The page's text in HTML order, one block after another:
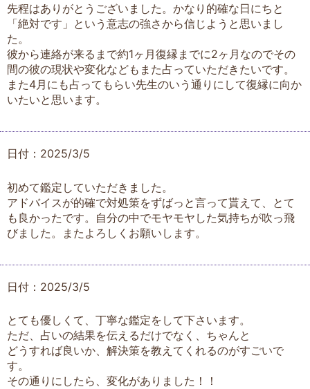
先程はありがとうございました。かなり的確な日にちと
「絶対です」という意志の強さから信じようと思いまし
た。
彼から連絡が来るまで約1ヶ月復縁までに2ヶ月なのでその
間の彼の現状や変化などもまた占っていただきたいです。
また4月にも占ってもらい先生のいう通りにして復縁に向か
いたいと思います。
日付：2025/3/5
初めて鑑定していただきました。
アドバイスが的確で対処策をずばっと言って貰えて、とて
も良かったです。自分の中でモヤモヤした気持ちが吹っ飛
びました。またよろしくお願いします。
日付：2025/3/5
とても優しくて、丁寧な鑑定をして下さいます。
ただ、占いの結果を伝えるだけでなく、ちゃんと
どうすれば良いか、解決策を教えてくれるのがすごいで
す。
その通りにしたら、変化がありました！！